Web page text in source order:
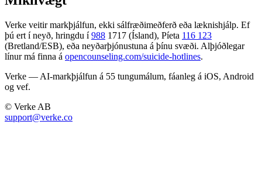
Verke veitir markþjálfun, ekki sálfræðimeðferð eða læknishjálp. Ef
þú ert í neyð, hringdu í 988 1717 (Ísland), Píeta 116 123
(Bretland/ESB), eða neyðarþjónustuna á þínu svæði. Alþjóðlegar
línur má finna á opencounseling.com/suicide-hotlines.
Verke — AI-markþjálfun á 55 tungumálum, fáanleg á iOS, Android
og vef.
© Verke AB
support@verke.co